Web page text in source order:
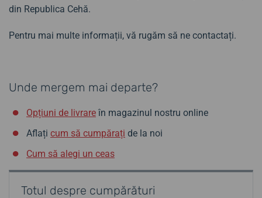
din Republica Cehă.
Pentru mai multe informații, vă rugăm să ne contactați.
Unde mergem mai departe?
Opțiuni de livrare în magazinul nostru online
Aflați cum să cumpărați de la noi
Cum să alegi un ceas
Totul despre cumpărături